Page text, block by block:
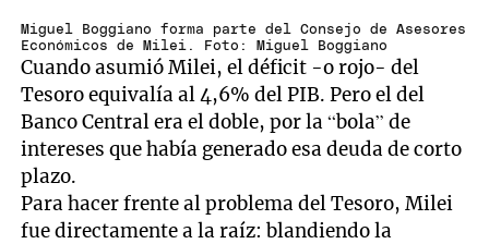
Miguel Boggiano forma parte del Consejo de Asesores
Económicos de Milei. Foto: Miguel Boggiano
Cuando asumió Milei, el déficit -o rojo- del
Tesoro equivalía al 4,6% del PIB. Pero el del
Banco Central era el doble, por la “bola” de
intereses que había generado esa deuda de corto
plazo.
Para hacer frente al problema del Tesoro, Milei
fue directamente a la raíz: blandiendo la